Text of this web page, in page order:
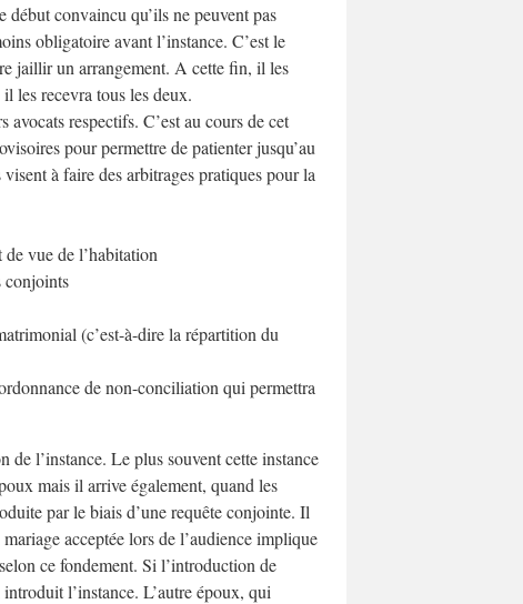
début convaincu qu’ils ne peuvent pas
obligatoire avant l’instance. C’est le
jaillir un arrangement. A cette fin, il les
les recevra tous les deux.
respectifs. C’est au cours de cet
pour permettre de patienter jusqu’au
à faire des arbitrages pratiques pour la
vue de l’habitation
conjoints
(c’est-à-dire la répartition du
de non-conciliation qui permettra
de l’instance. Le plus souvent cette instance
mais il arrive également, quand les
par le biais d’une requête conjointe. Il
acceptée lors de l’audience implique
ce fondement. Si l’introduction de
l’instance. L’autre époux, qui